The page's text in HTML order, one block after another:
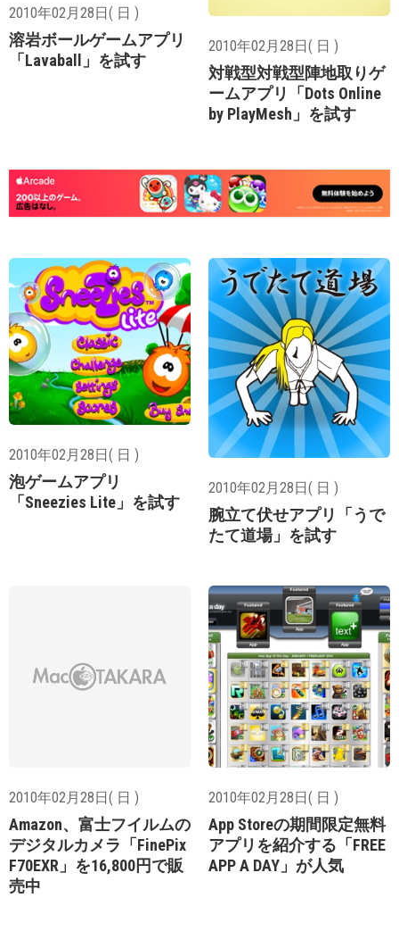
2010年02月28日( 日 )
溶岩ボールゲームアプリ
「Lavaball」を試す
2010年02月28日( 日 )
対戦型対戦型陣地取りゲ
ームアプリ「Dots Online
by PlayMesh」を試す
2010年02月28日( 日 )
泡ゲームアプリ
「Sneezies Lite」を試す
2010年02月28日( 日 )
腕立て伏せアプリ「うで
たて道場」を試す
2010年02月28日( 日 )
Amazon、富士フイルムの
デジタルカメラ「FinePix
F70EXR」を16,800円で販
売中
2010年02月28日( 日 )
App Storeの期間限定無料
アプリを紹介する「FREE
APP A DAY」が人気